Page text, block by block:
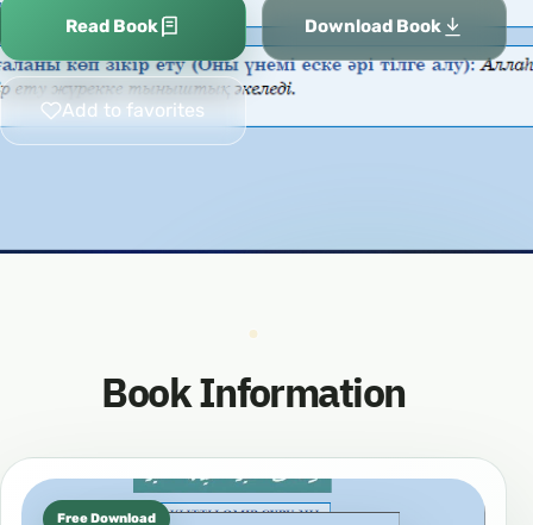
Read Book Download Book
Add to favorites
Book Information
Free Download